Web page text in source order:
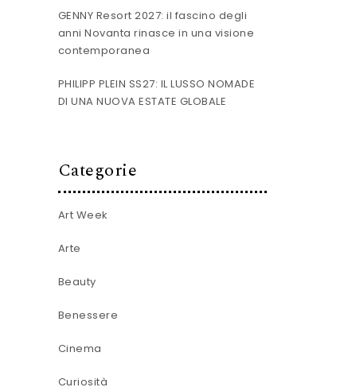
GENNY Resort 2027: il fascino degli
anni Novanta rinasce in una visione
contemporanea
PHILIPP PLEIN SS27: IL LUSSO NOMADE
DI UNA NUOVA ESTATE GLOBALE
Categorie
Art Week
Arte
Beauty
Benessere
Cinema
Curiosità